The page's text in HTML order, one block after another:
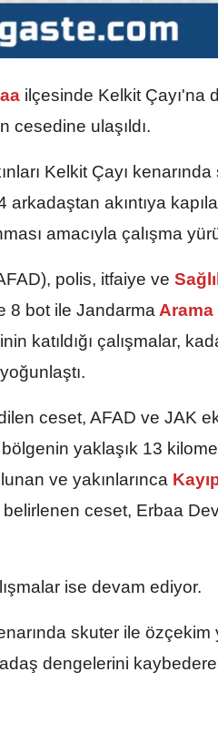
ilçesinde Kelkit Çayı'na
cesedine ulaşıldı.
Kelkit Çayı kenarında
akıntıya
amacıyla çalışma
polis, itfaiye ve
8 bot ile Jandarma Arama
katıldığı çalışmalar,
ceset, AFAD ve JAK
yaklaşık 13
ve yakınlarınca
ceset, Erbaa
ise devam ediyor.
skuter ile özçekim
dengelerini